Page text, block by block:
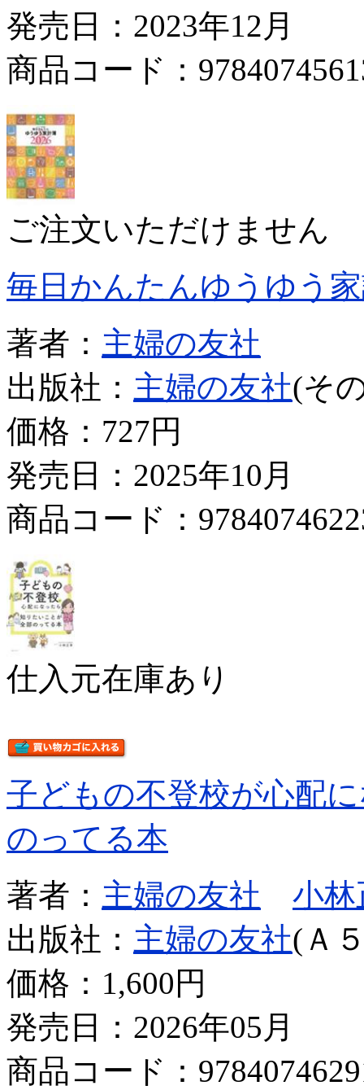
発売日：2023年12月
商品コード：
ご注文いただけません
毎日かんたんゆうゆう
著者： 主婦の友社
出版社： 主婦の友社(そ
価格： 727円
発売日：2025年10月
商品コード：
仕入元在庫あり
子どもの不登校が心配
のってる本
著者： 主婦の友社
小林
出版社： 主婦の友社(Ａ
価格： 1,600円
発売日：2026年05月
商品コード：